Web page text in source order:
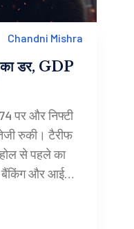
Chandni Mishra
का डर, GDP
पर और निफ्टी
रुकी। टैरीफ
से पहले का
और आईटी में
मंदी डर